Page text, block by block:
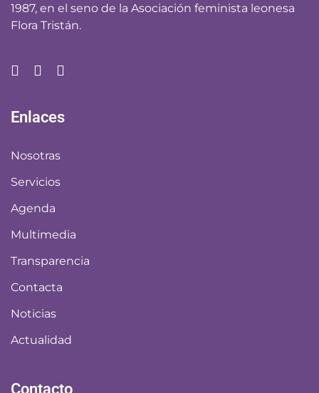
1987, en el seno de la Asociación feminista leonesa
Flora Tristán.
Enlaces
Nosotras
Servicios
Agenda
Multimedia
Transparencia
Contacta
Noticias
Actualidad
Contacto